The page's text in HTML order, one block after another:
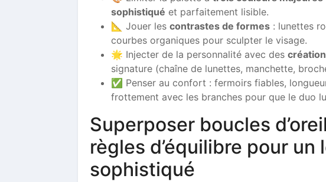
sophistiqué et parfaitement lisible.
📐 Jouer les contrastes de formes : lunettes
courbes organiques pour sculpter le visage.
🌟 Injecter de la personnalité avec des
signature (chaîne de lunettes, manchette,
✅ Penser au confort : fermoirs fiables,
frottement avec les branches pour que le duo
Superposer boucles
règles d’équilibre pour un
sophistiqué